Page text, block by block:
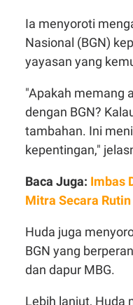
Ia menyoroti
Nasional (BGN)
yayasan yang
"Apakah memang
dengan BGN?
tambahan. Ini
kepentingan,"
Baca Juga: Imbas
Mitra Secara Rutin
Huda juga
BGN yang
dan dapur MBG.
Lebih lanjut, Huda